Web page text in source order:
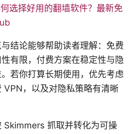
选择好用的翻墙软件？最新免
结论能够帮助读者理解：免费
有限，付费方案在稳定性与隐
若你打算长期使用，优先考虑
VPN，以及对隐私策略有清晰
Skimmers 抓取并转化为可操